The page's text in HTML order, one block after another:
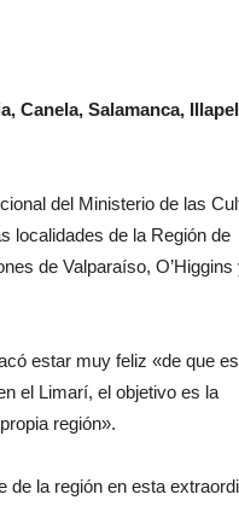
Canela, Salamanca,
del Ministerio de las
localidades de la Región de
de Valparaíso, O’Higgins
estar muy feliz «de que
el Limarí, el objetivo es la
región».
de la región en esta